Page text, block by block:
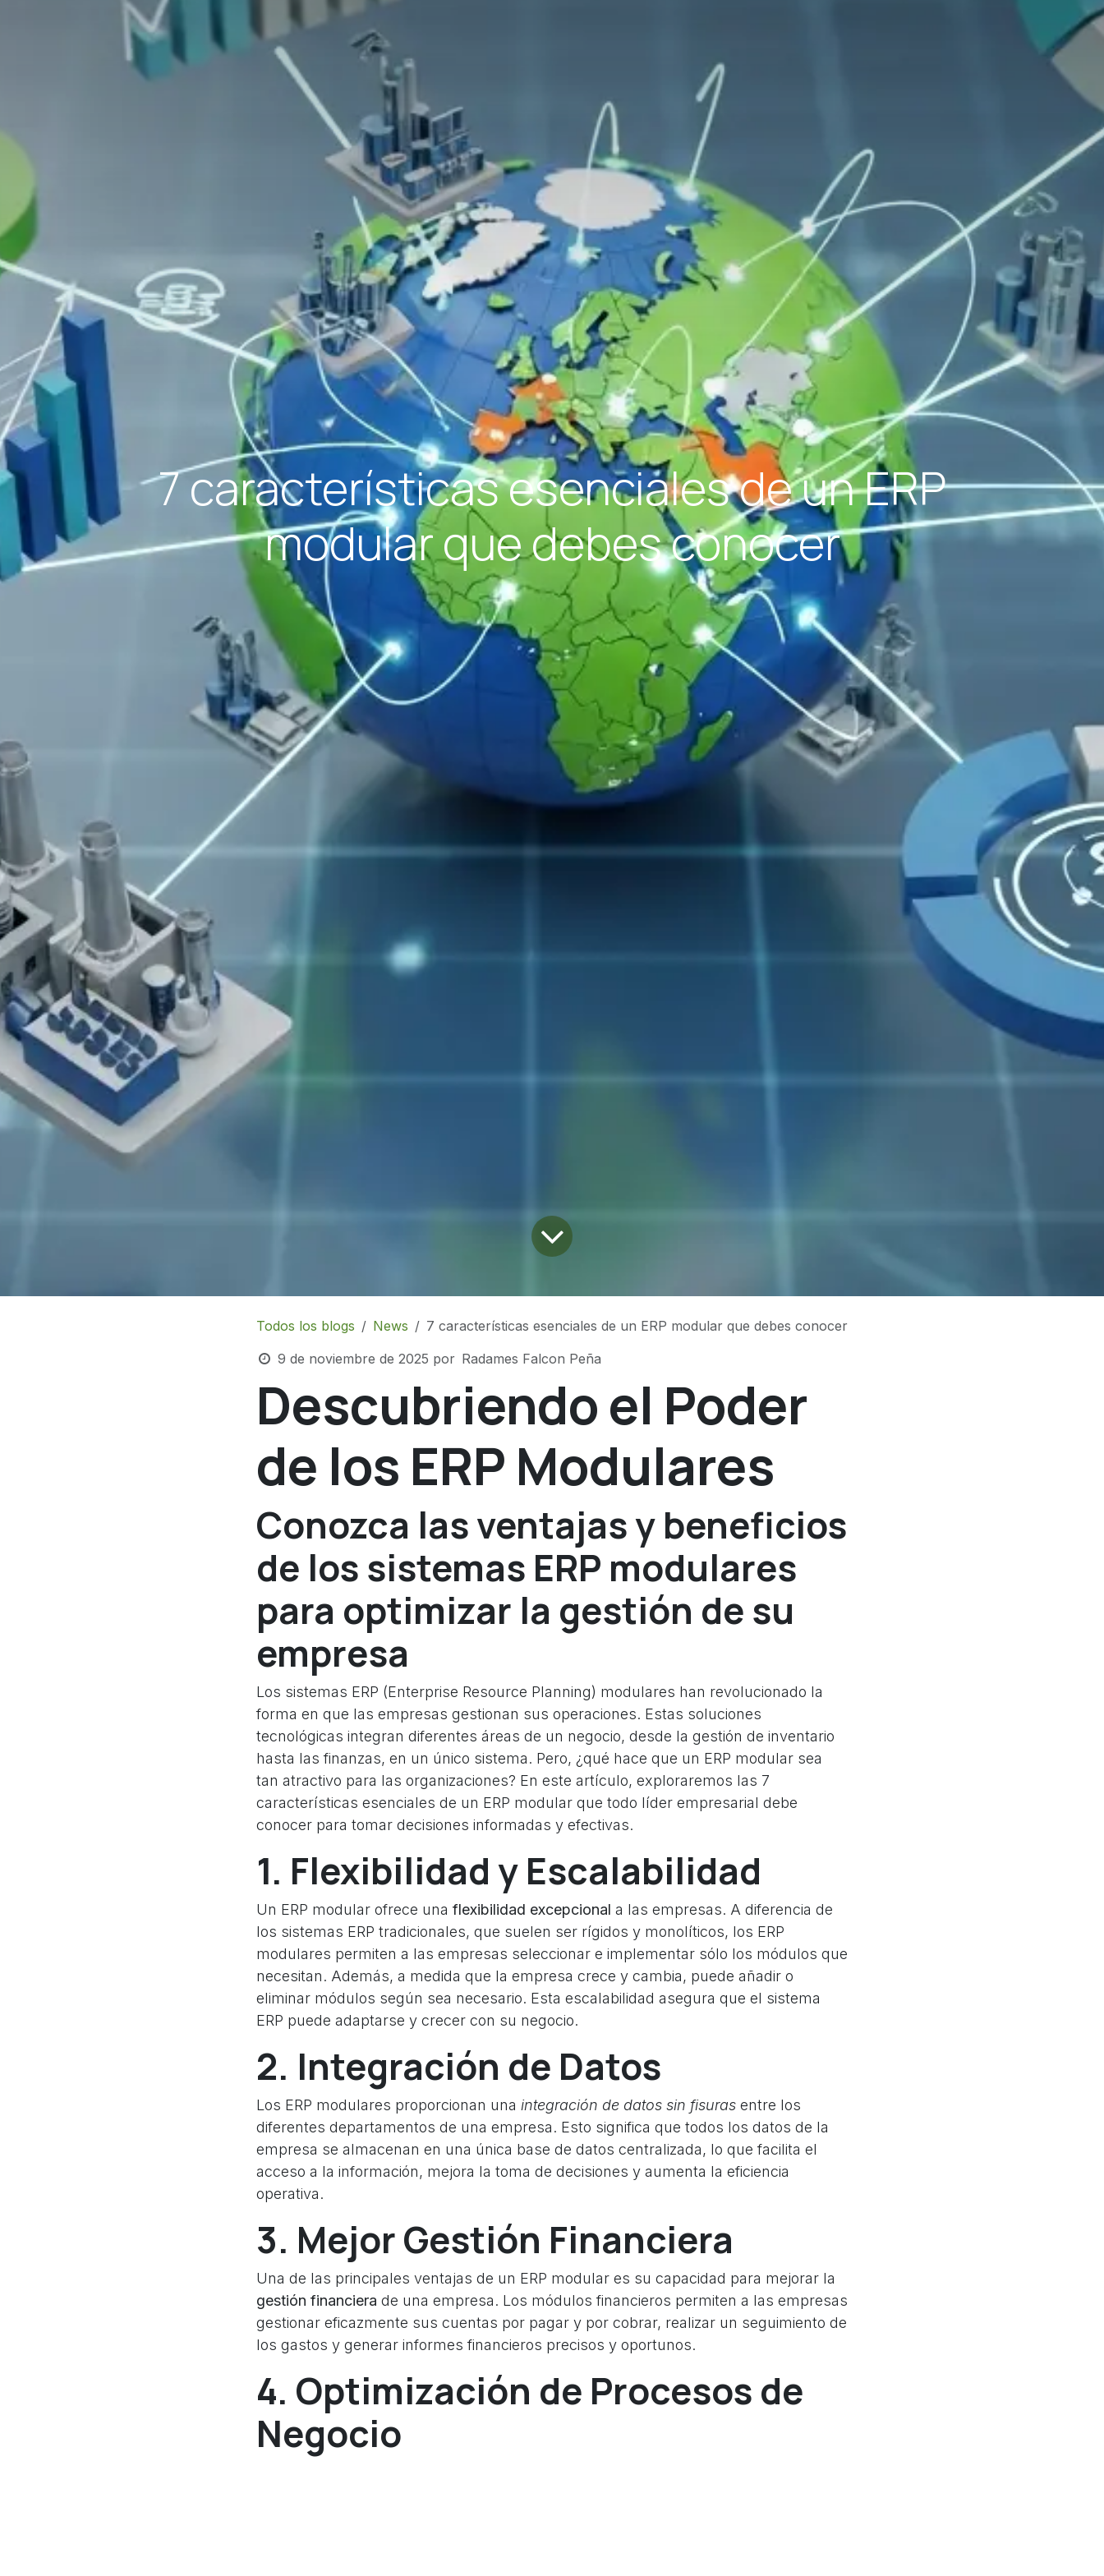
7 características esenciales de un ERP
modular que debes conocer
Todos los blogs News
7 características esenciales de un ERP modular que debes conocer
9 de noviembre de 2025 por Radames Falcon Peña
Descubriendo el Poder
de los ERP Modulares
Conozca las ventajas y beneficios
de los sistemas ERP modulares
para optimizar la gestión de su
empresa
Los sistemas ERP (Enterprise Resource Planning) modulares han revolucionado la
forma en que las empresas gestionan sus operaciones. Estas soluciones
tecnológicas integran diferentes áreas de un negocio, desde la gestión de inventario
hasta las finanzas, en un único sistema. Pero, ¿qué hace que un ERP modular sea
tan atractivo para las organizaciones? En este artículo, exploraremos las 7
características esenciales de un ERP modular que todo líder empresarial debe
conocer para tomar decisiones informadas y efectivas.
1. Flexibilidad y Escalabilidad
Un ERP modular ofrece una flexibilidad excepcional a las empresas. A diferencia de
los sistemas ERP tradicionales, que suelen ser rígidos y monolíticos, los ERP
modulares permiten a las empresas seleccionar e implementar sólo los módulos que
necesitan. Además, a medida que la empresa crece y cambia, puede añadir o
eliminar módulos según sea necesario. Esta escalabilidad asegura que el sistema
ERP puede adaptarse y crecer con su negocio.
2. Integración de Datos
Los ERP modulares proporcionan una integración de datos sin fisuras entre los
diferentes departamentos de una empresa. Esto significa que todos los datos de la
empresa se almacenan en una única base de datos centralizada, lo que facilita el
acceso a la información, mejora la toma de decisiones y aumenta la eficiencia
operativa.
3. Mejor Gestión Financiera
Una de las principales ventajas de un ERP modular es su capacidad para mejorar la
gestión financiera de una empresa. Los módulos financieros permiten a las empresas
gestionar eficazmente sus cuentas por pagar y por cobrar, realizar un seguimiento de
los gastos y generar informes financieros precisos y oportunos.
4. Optimización de Procesos de
Negocio